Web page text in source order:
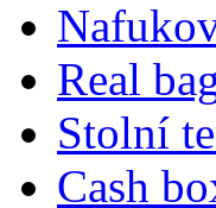
Real
Stolní
Cash